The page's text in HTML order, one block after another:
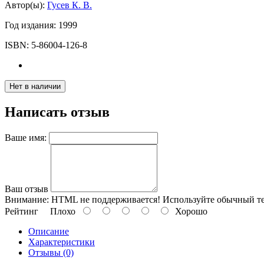
Автор(ы): Гусев К. В.
Год издания: 1999
ISBN: 5-86004-126-8
Нет в наличии
Написать отзыв
Ваше имя:
Ваш отзыв
Внимание: HTML не поддерживается! Используйте обычный
Рейтинг Плохо
Хорошо
Описание
Характеристики
Отзывы (0)